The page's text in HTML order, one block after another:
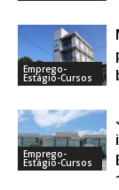
Emprego-
Estágio-Cursos
Emprego-
Estágio-Cursos